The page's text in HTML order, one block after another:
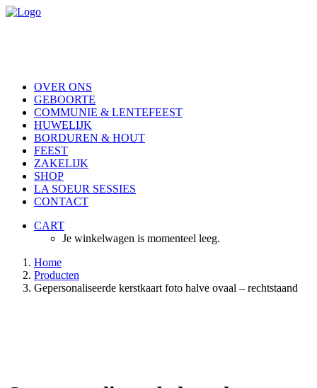
OVER ONS
GEBOORTE
COMMUNIE & LENTEFEEST
HUWELIJK
BORDUREN & HOUT
FEEST
ZAKELIJK
SHOP
LA SOEUR SESSIES
CONTACT
CART
Je winkelwagen is momenteel leeg.
Home
Producten
Gepersonaliseerde kerstkaart foto halve ovaal – rechtstaand